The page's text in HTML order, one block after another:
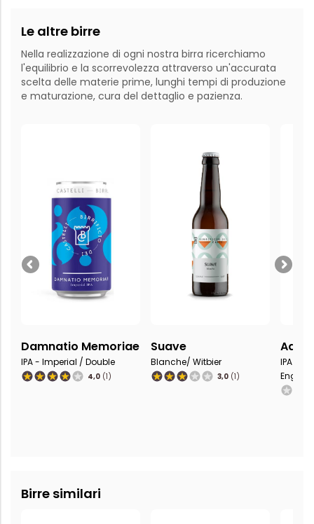
Le altre birre
Nella realizzazione di ogni nostra birra ricerchiamo
l'equilibrio e la scorrevolezza attraverso un'accurata
scelta delle materie prime, lunghi tempi di produzione
e maturazione, cura del dettaglio e pazienza.
Damnatio Memoriae
IPA - Imperial / Double
4,0 (1)
Suave
Blanche/ Witbier
3,0 (1)
Ad
IPA -
Birre similari